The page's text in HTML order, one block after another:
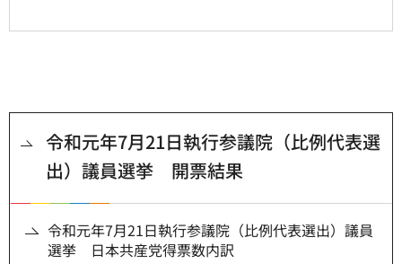
令和元年7月21日執行参議院（比例代表選
出）議員選挙 開票結果
令和元年7月21日執行参議院（比例代表選出）議員
選挙 日本共産党得票数内訳